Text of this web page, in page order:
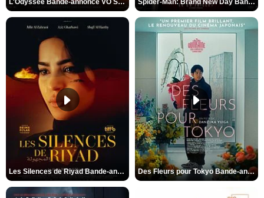
Les Silences de Riyad Bande-annonce VO STFR Des Fleurs pour Tokyo Bande-annonce VO STFR